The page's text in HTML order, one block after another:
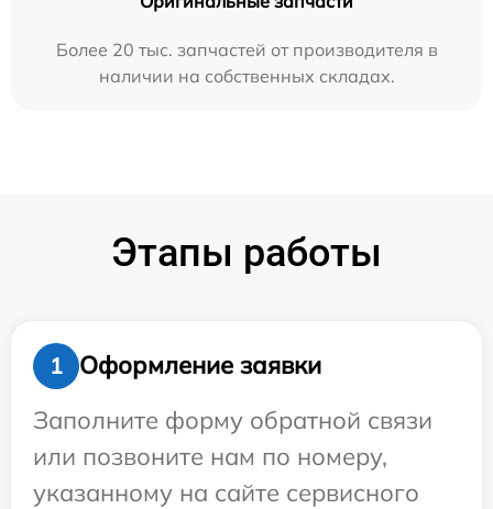
Более 20 тыс. запчастей от производителя в
наличии на собственных складах.
Этапы работы
1
Оформление заявки
Заполните форму обратной связи
или позвоните нам по номеру,
указанному на сайте сервисного